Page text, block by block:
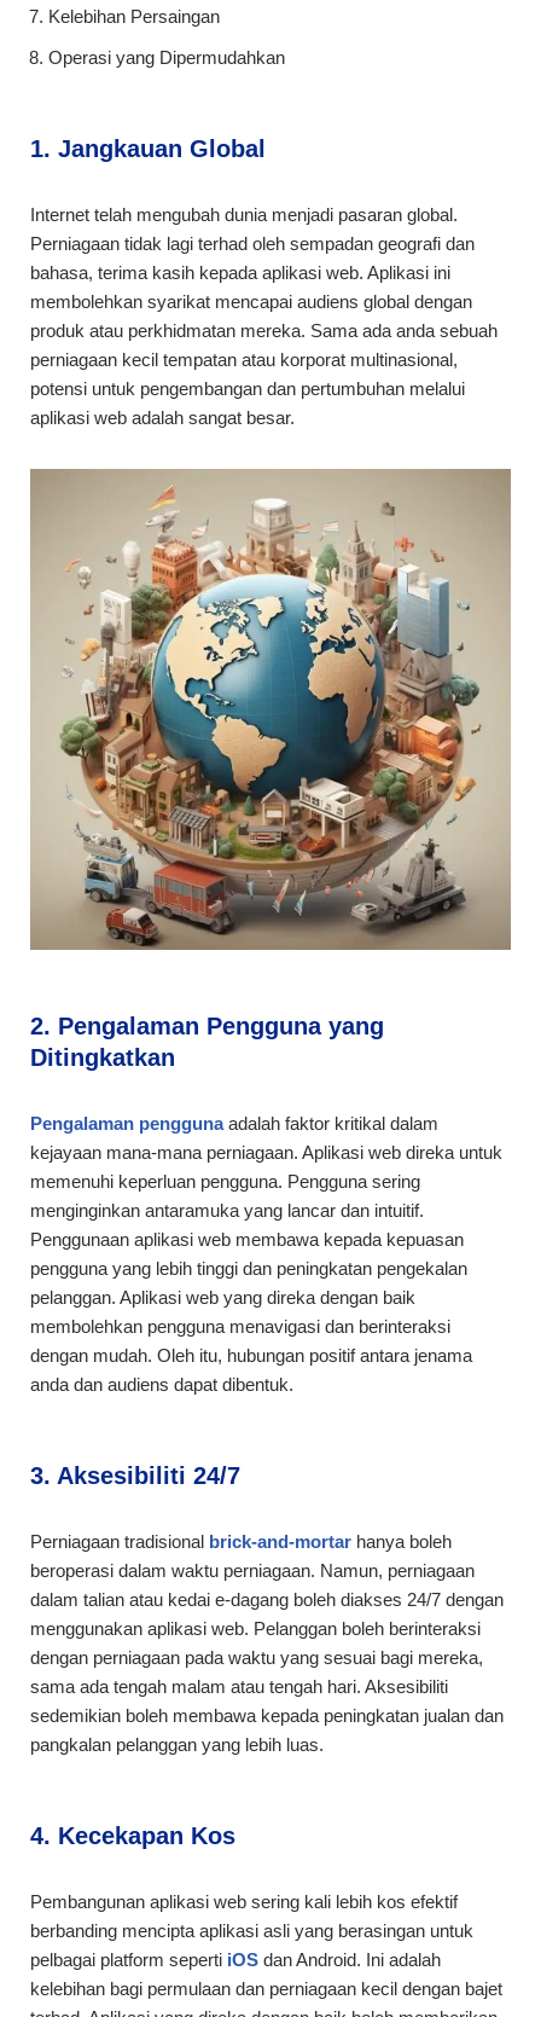
Kelebihan Persaingan
Operasi yang Dipermudahkan
1. Jangkauan Global
Internet telah mengubah dunia menjadi pasaran global.
Perniagaan tidak lagi terhad oleh sempadan geografi dan
bahasa, terima kasih kepada aplikasi web. Aplikasi ini
membolehkan syarikat mencapai audiens global dengan
produk atau perkhidmatan mereka. Sama ada anda sebuah
perniagaan kecil tempatan atau korporat multinasional,
potensi untuk pengembangan dan pertumbuhan melalui
aplikasi web adalah sangat besar.
2. Pengalaman Pengguna yang
Ditingkatkan
Pengalaman penggunaadalah faktor kritikal dalam
kejayaan mana-mana perniagaan. Aplikasi web direka untuk
memenuhi keperluan pengguna. Pengguna sering
menginginkan antaramuka yang lancar dan intuitif.
Penggunaan aplikasi web membawa kepada kepuasan
pengguna yang lebih tinggi dan peningkatan pengekalan
pelanggan. Aplikasi web yang direka dengan baik
membolehkan pengguna menavigasi dan berinteraksi
dengan mudah. Oleh itu, hubungan positif antara jenama
anda dan audiens dapat dibentuk.
3. Aksesibiliti 24/7
Perniagaan tradisional brick-and-mortar hanya boleh
beroperasi dalam waktu perniagaan. Namun, perniagaan
dalam talian atau kedai e-dagang boleh diakses 24/7 dengan
menggunakan aplikasi web. Pelanggan boleh berinteraksi
dengan perniagaan pada waktu yang sesuai bagi mereka,
sama ada tengah malam atau tengah hari. Aksesibiliti
sedemikian boleh membawa kepada peningkatan jualan dan
pangkalan pelanggan yang lebih luas.
4. Kecekapan Kos
Pembangunan aplikasi web sering kali lebih kos efektif
berbanding mencipta aplikasi asli yang berasingan untuk
pelbagai platform seperti iOS dan Android. Ini adalah
kelebihan bagi permulaan dan perniagaan kecil dengan bajet